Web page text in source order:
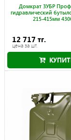
Домкрат ЗУБР
гидравлический
215-415мм
12 717 тг.
цена за шт.